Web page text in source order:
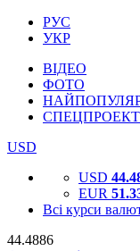
РУС
УКР
ВІДЕО
ФОТО
USD
USD
EUR
Всі курси
44.4886